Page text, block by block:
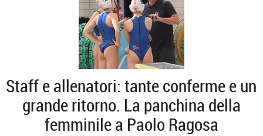
Staff e allenatori: tante conferme e un
grande ritorno. La panchina della
femminile a Paolo Ragosa